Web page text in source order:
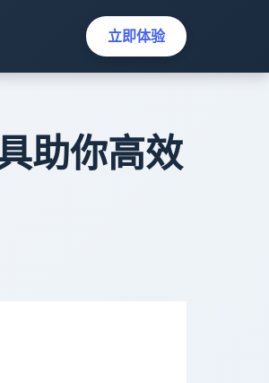
立即体验
助你高效